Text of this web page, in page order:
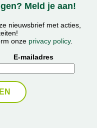
Meld je aan!
nieuwsbrief met acties,
onze privacy policy.
E-mailadres